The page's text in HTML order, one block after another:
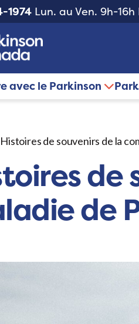
1974 Lun. au Ven. 9h-16h
avec le Parkinson
Histoires de souvenirs de la
de
de